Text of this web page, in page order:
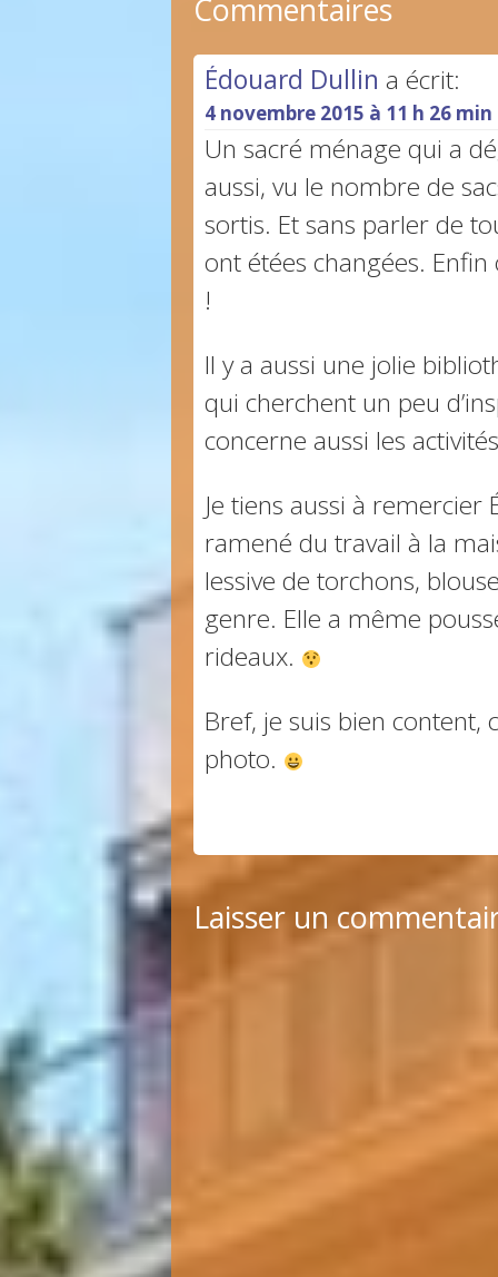
Commentaires
Édouard Dullin a écrit:
4 novembre 2015 à 11 h 26 min
Un sacré ménage qui a
aussi, vu le nombre de
sortis. Et sans parler de
ont étées changées.
!
Il y a aussi une jolie
qui cherchent un peu
concerne aussi les
Je tiens aussi à remercier
ramené du travail à la
lessive de torchons,
genre. Elle a même
rideaux.
Bref, je suis bien
photo.
Laisser un